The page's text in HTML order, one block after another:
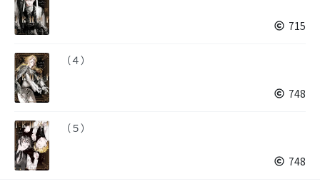
715
（４）
748
（５）
748